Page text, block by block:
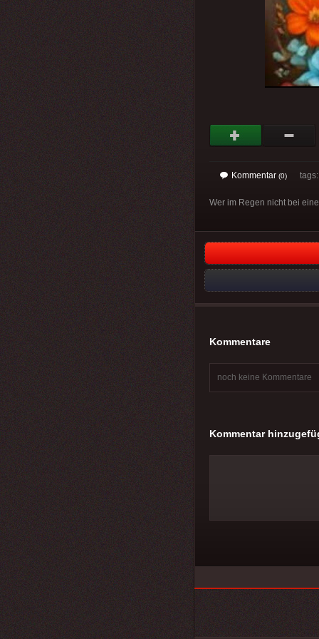
Kommentar (0)
Wer im Regen nicht bei
Kommentare
noch keine Kommentare
Kommentar